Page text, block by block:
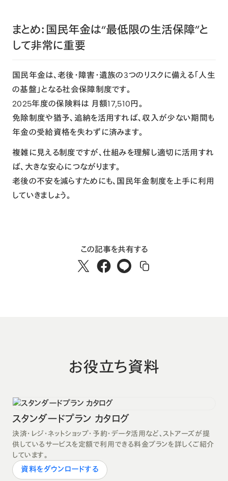
まとめ：国民年金は“最低限の生活保障”と
して非常に重要
国民年金は、老後・障害・遺族の3つのリスクに備える「人生
の基盤」となる社会保障制度です。
2025年度の保険料は 月額17,510円。
免除制度や猶予、追納を活用すれば、収入が少ない期間も
年金の受給資格を失わずに済みます。
複雑に見える制度ですが、仕組みを理解し適切に活用すれ
ば、大きな安心につながります。
老後の不安を減らすためにも、国民年金制度を上手に利用
していきましょう。
この記事を共有する
お役立ち資料
スタンダードプラン カタログ
決済・レジ・ネットショップ・予約・データ活用など、ストアーズが提
供しているサービスを定額で利用できる料金プランを詳しくご紹介
しています。
資料をダウンロードする